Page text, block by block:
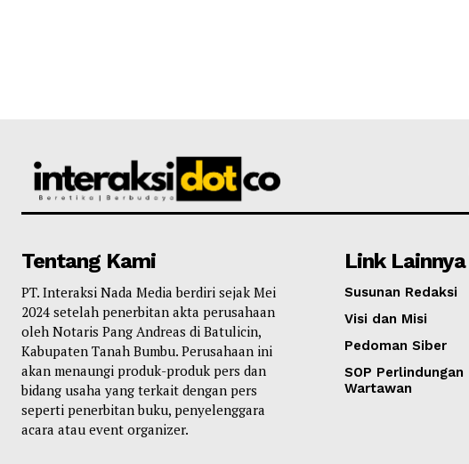
Tentang Kami
PT. Interaksi Nada Media berdiri sejak Mei
2024 setelah penerbitan akta perusahaan
oleh Notaris Pang Andreas di Batulicin,
Kabupaten Tanah Bumbu. Perusahaan ini
akan menaungi produk-produk pers dan
bidang usaha yang terkait dengan pers
seperti penerbitan buku, penyelenggara
acara atau event organizer.
Link Lainnya
Susunan Redaksi
Visi dan Misi
Pedoman Siber
SOP Perlindungan
Wartawan